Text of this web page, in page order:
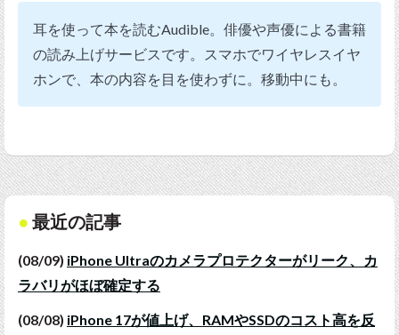
耳を使って本を読むAudible。俳優や声優による書籍
の読み上げサービスです。スマホでワイヤレスイヤ
ホンで、本の内容を目を使わずに。移動中にも。
最近の記事
(08/09) iPhone Ultraのカメラプロテクターがリーク、カ
ラバリがほぼ確定する
(08/08) iPhone 17が値上げ、RAMやSSDのコスト高を反